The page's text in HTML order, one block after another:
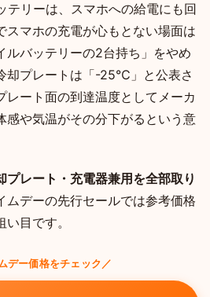
テリーは、スマホへの給電にも回
スマホの充電が心もとない場面は
ルバッテリーの2台持ち」をやめ
却プレートは「-25℃」と公表さ
レート面の到達温度としてメーカ
感や気温がその分下がるという意
プレート・充電器兼用を全部取り
ムデーの先行セールでは参考価格
目です。
デー価格をチェック／